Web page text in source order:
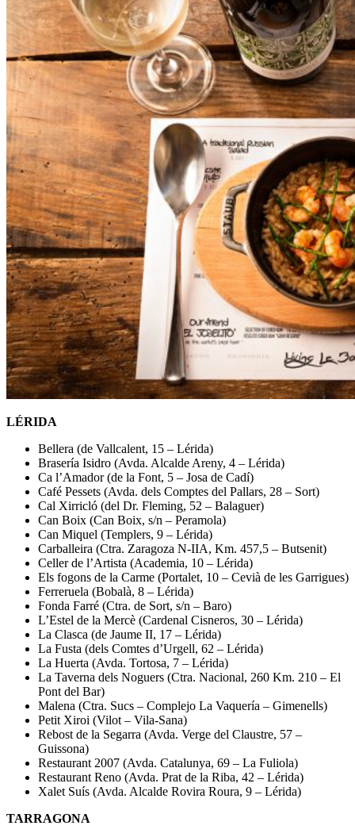
LÉRIDA
Bellera (de Vallcalent, 15 – Lérida)
Brasería Isidro (Avda. Alcalde Areny, 4 – Lérida)
Ca l’Amador (de la Font, 5 – Josa de Cadí)
Café Pessets (Avda. dels Comptes del Pallars, 28 – Sort)
Cal Xirricló (del Dr. Fleming, 52 – Balaguer)
Can Boix (Can Boix, s/n – Peramola)
Can Miquel (Templers, 9 – Lérida)
Carballeira (Ctra. Zaragoza N-IIA, Km. 457,5 – Butsenit)
Celler de l’Artista (Academia, 10 – Lérida)
Els fogons de la Carme (Portalet, 10 – Cevià de les Garrigues)
Ferreruela (Bobalà, 8 – Lérida)
Fonda Farré (Ctra. de Sort, s/n – Baro)
L’Estel de la Mercè (Cardenal Cisneros, 30 – Lérida)
La Clasca (de Jaume II, 17 – Lérida)
La Fusta (dels Comtes d’Urgell, 62 – Lérida)
La Huerta (Avda. Tortosa, 7 – Lérida)
La Taverna dels Noguers (Ctra. Nacional, 260 Km. 210 – El
Pont del Bar)
Malena (Ctra. Sucs – Complejo La Vaquería – Gimenells)
Petit Xiroi (Vilot – Vila-Sana)
Rebost de la Segarra (Avda. Verge del Claustre, 57 –
Guissona)
Restaurant 2007 (Avda. Catalunya, 69 – La Fuliola)
Restaurant Reno (Avda. Prat de la Riba, 42 – Lérida)
Xalet Suís (Avda. Alcalde Rovira Roura, 9 – Lérida)
TARRAGONA